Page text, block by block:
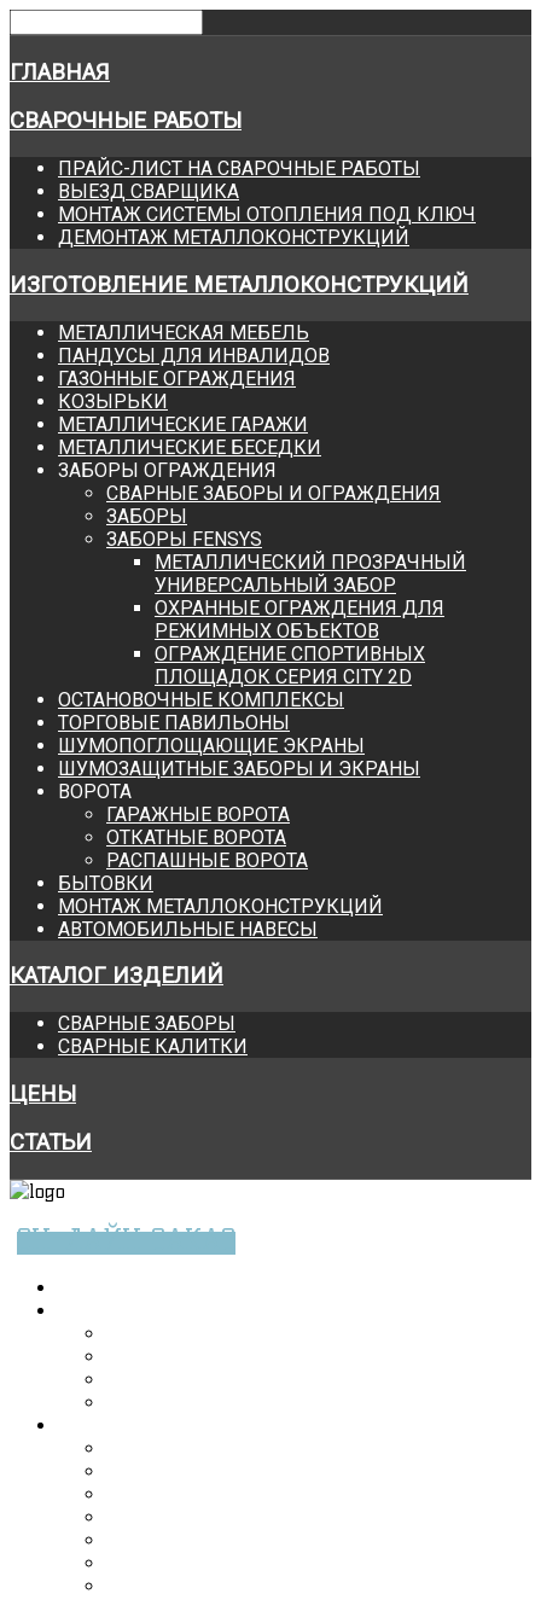
ГЛАВНАЯ
СВАРОЧНЫЕ РАБОТЫ
ПРАЙС-ЛИСТ НА СВАРОЧНЫЕ РАБОТЫ
ВЫЕЗД СВАРЩИКА
МОНТАЖ СИСТЕМЫ ОТОПЛЕНИЯ ПОД КЛЮЧ
ДЕМОНТАЖ МЕТАЛЛОКОНСТРУКЦИЙ
ИЗГОТОВЛЕНИЕ МЕТАЛЛОКОНСТРУКЦИЙ
МЕТАЛЛИЧЕСКАЯ МЕБЕЛЬ
ПАНДУСЫ ДЛЯ ИНВАЛИДОВ
ГАЗОННЫЕ ОГРАЖДЕНИЯ
КОЗЫРЬКИ
МЕТАЛЛИЧЕСКИЕ ГАРАЖИ
МЕТАЛЛИЧЕСКИЕ БЕСЕДКИ
ЗАБОРЫ ОГРАЖДЕНИЯ
СВАРНЫЕ ЗАБОРЫ И ОГРАЖДЕНИЯ
ЗАБОРЫ
ЗАБОРЫ FENSYS
МЕТАЛЛИЧЕСКИЙ ПРОЗРАЧНЫЙ
УНИВЕРСАЛЬНЫЙ ЗАБОР
ОХРАННЫЕ ОГРАЖДЕНИЯ ДЛЯ
РЕЖИМНЫХ ОБЪЕКТОВ
ОГРАЖДЕНИЕ СПОРТИВНЫХ
ПЛОЩАДОК СЕРИЯ CITY 2D
ОСТАНОВОЧНЫЕ КОМПЛЕКСЫ
ТОРГОВЫЕ ПАВИЛЬОНЫ
ШУМОПОГЛОЩАЮЩИЕ ЭКРАНЫ
ШУМОЗАЩИТНЫЕ ЗАБОРЫ И ЭКРАНЫ
ВОРОТА
ГАРАЖНЫЕ ВОРОТА
ОТКАТНЫЕ ВОРОТА
РАСПАШНЫЕ ВОРОТА
БЫТОВКИ
МОНТАЖ МЕТАЛЛОКОНСТРУКЦИЙ
АВТОМОБИЛЬНЫЕ НАВЕСЫ
КАТАЛОГ ИЗДЕЛИЙ
СВАРНЫЕ ЗАБОРЫ
CВАРНЫЕ КАЛИТКИ
ЦЕНЫ
СТАТЬИ
ОН-ЛАЙН ЗАКАЗ